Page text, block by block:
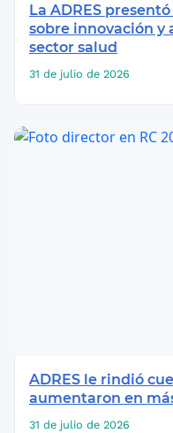
La ADRES
sobre innovación y
sector salud
31 de julio de 2026
ADRES le rindió
aumentaron en
31 de julio de 2026